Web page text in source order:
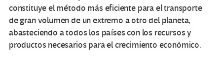
constituye el método más eficiente para el transporte
de gran volumen de un extremo a otro del planeta,
abasteciendo a todos los países con los recursos y
productos necesarios para el crecimiento económico.